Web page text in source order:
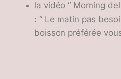
la vidéo “ Morning
: “ Le matin pas
boisson préférée